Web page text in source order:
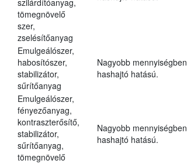
tömegnövelő
szer,
zselésítőanyag
Emulgeálószer,
habosítószer,
stabilizátor,
sűrítőanyag
Nagyobb mennyiségben
hashajtó hatású.
Emulgeálószer,
fényezőanyag,
kontraszterősítő,
stabilizátor,
sűrítőanyag,
tömegnövelő
Nagyobb mennyiségben
hashajtó hatású.